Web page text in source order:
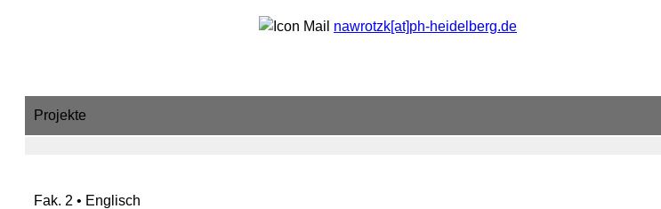
nawrotzk[at]ph-heidelberg.de
Projekte
Fak. 2 • Englisch